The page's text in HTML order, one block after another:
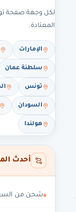
لكل وجهة صفحة
المعتادة.
الإمارات
سلطنة عمان
تونس
السودان
هولندا
أحدث
شحن من